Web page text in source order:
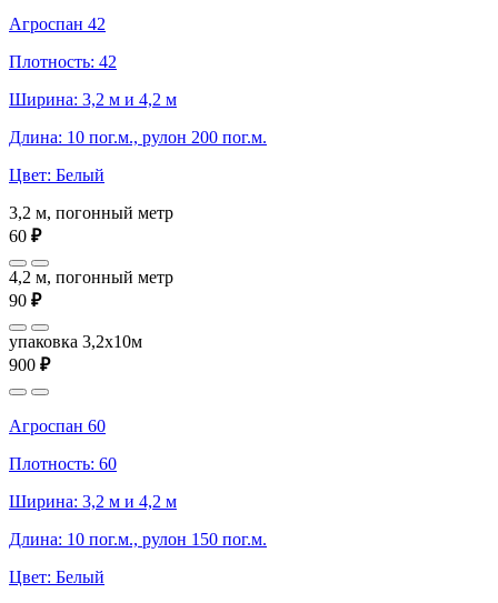
Агроспан 42
Плотность: 42
Ширина: 3,2 м и 4,2 м
Длина: 10 пог.м., рулон 200 пог.м.
Цвет: Белый
3,2 м, погонный метр
60 ₽
4,2 м, погонный метр
90 ₽
упаковка 3,2x10м
900 ₽
Агроспан 60
Плотность: 60
Ширина: 3,2 м и 4,2 м
Длина: 10 пог.м., рулон 150 пог.м.
Цвет: Белый